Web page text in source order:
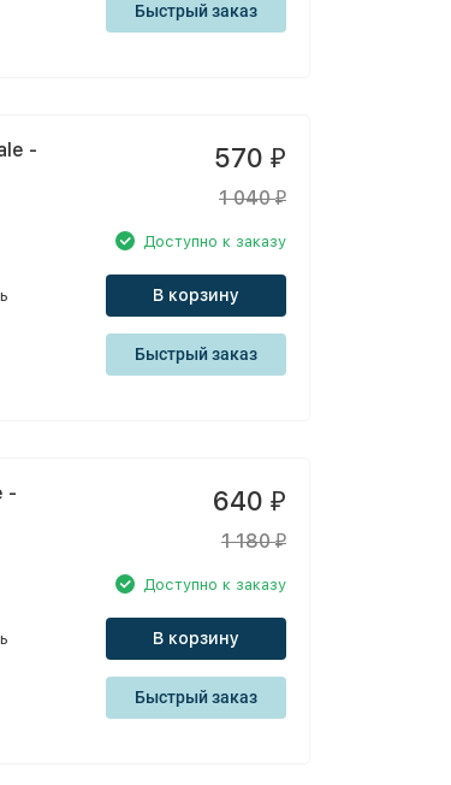
Быстрый заказ
-
570 ₽
1 040₽
Доступно к заказу
В корзину
Быстрый заказ
-
640 ₽
1 180₽
Доступно к заказу
В корзину
Быстрый заказ